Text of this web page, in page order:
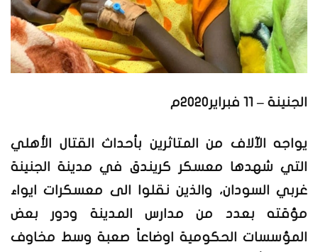
الجنينة – 11 فبراير2020م
يواجه الآلاف من المتاثرين بأحداث القتال الأهلي
التي شهدها معسكر كريندق في مدينة الجنينة
غربي السودان، والذين نقلوا الى معسكرات ايواء
مؤقته بعدد من مدارس المدينة ودور بعض
المؤسسات الحكومية اوضاعاً صعبة وسط مخاوف